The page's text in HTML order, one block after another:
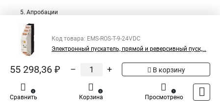
5. Апробации
Стандарты на продукцию
C22.2 No. 14; CE marking
E29096
UL Категория Контроль №
Код товара: EMS-ROS-T-9-24VDC
Электронный пускатель, прямой и реверсивный пуск,...
55 298,36 ₽ – + В корзину
Сравнить
0
Корзина
0
Просмотрено
1